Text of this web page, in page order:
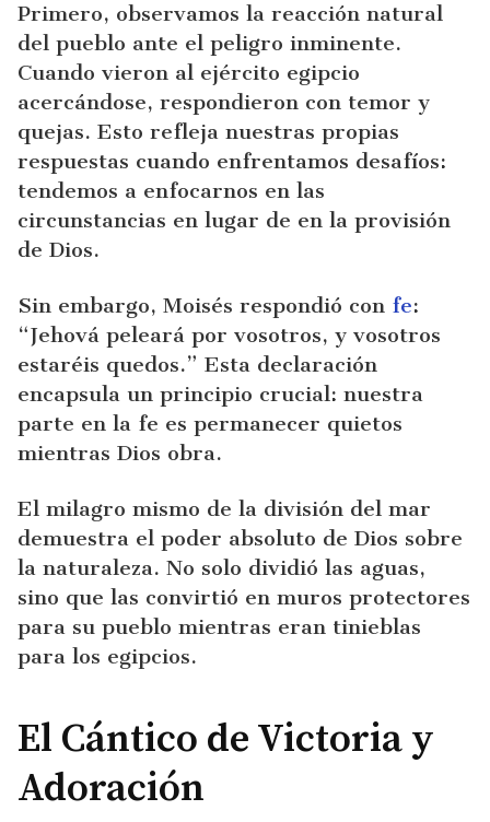
Primero, observamos la reacción natural
del pueblo ante el peligro inminente.
Cuando vieron al ejército egipcio
acercándose, respondieron con temor y
quejas. Esto refleja nuestras propias
respuestas cuando enfrentamos desafíos:
tendemos a enfocarnos en las
circunstancias en lugar de en la provisión
de Dios.
Sin embargo, Moisés respondió con fe:
“Jehová peleará por vosotros, y vosotros
estaréis quedos.” Esta declaración
encapsula un principio crucial: nuestra
parte en la fe es permanecer quietos
mientras Dios obra.
El milagro mismo de la división del mar
demuestra el poder absoluto de Dios sobre
la naturaleza. No solo dividió las aguas,
sino que las convirtió en muros protectores
para su pueblo mientras eran tinieblas
para los egipcios.
El Cántico de Victoria y
Adoración